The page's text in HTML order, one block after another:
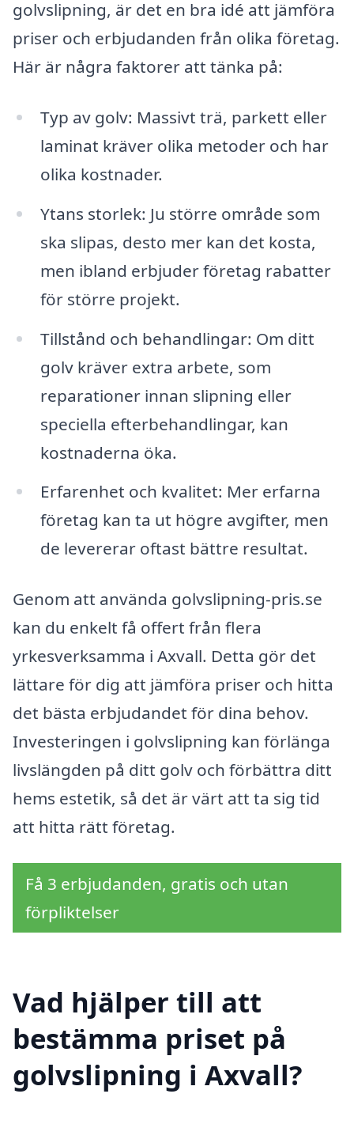
golvslipning, är det en bra idé att jämföra
priser och erbjudanden från olika företag.
Här är några faktorer att tänka på:
Typ av golv: Massivt trä, parkett eller
laminat kräver olika metoder och har
olika kostnader.
Ytans storlek: Ju större område som
ska slipas, desto mer kan det kosta,
men ibland erbjuder företag rabatter
för större projekt.
Tillstånd och behandlingar: Om ditt
golv kräver extra arbete, som
reparationer innan slipning eller
speciella efterbehandlingar, kan
kostnaderna öka.
Erfarenhet och kvalitet: Mer erfarna
företag kan ta ut högre avgifter, men
de levererar oftast bättre resultat.
Genom att använda golvslipning-pris.se
kan du enkelt få offert från flera
yrkesverksamma i Axvall. Detta gör det
lättare för dig att jämföra priser och hitta
det bästa erbjudandet för dina behov.
Investeringen i golvslipning kan förlänga
livslängden på ditt golv och förbättra ditt
hems estetik, så det är värt att ta sig tid
att hitta rätt företag.
Få 3 erbjudanden, gratis och utan
förpliktelser
Vad hjälper till att
bestämma priset på
golvslipning i Axvall?